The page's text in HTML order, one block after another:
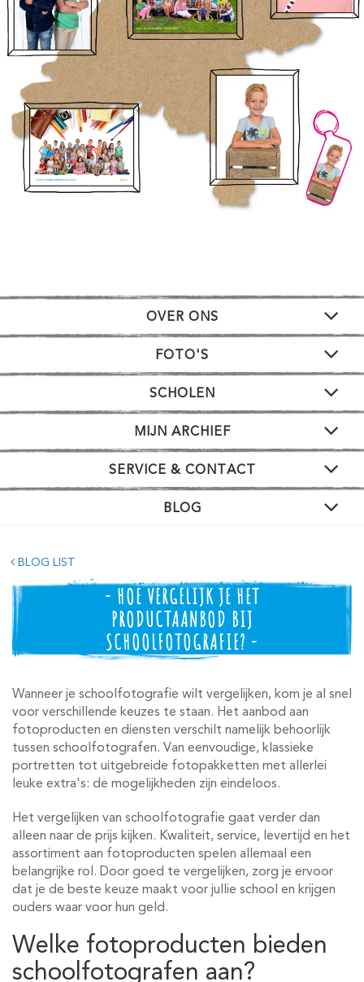
OVER ONS
FOTO'S
SCHOLEN
MIJN ARCHIEF
SERVICE & CONTACT
BLOG
BLOG LIST
- HOE VERGELIJK JE HET
PRODUCTAANBOD BIJ
SCHOOLFOTOGRAFIE? -
Wanneer je schoolfotografie wilt vergelijken, kom je al snel
voor verschillende keuzes te staan. Het aanbod aan
fotoproducten en diensten verschilt namelijk behoorlijk
tussen schoolfotografen. Van eenvoudige, klassieke
portretten tot uitgebreide fotopakketten met allerlei
leuke extra's: de mogelijkheden zijn eindeloos.
Het vergelijken van schoolfotografie gaat verder dan
alleen naar de prijs kijken. Kwaliteit, service, levertijd en het
assortiment aan fotoproducten spelen allemaal een
belangrijke rol. Door goed te vergelijken, zorg je ervoor
dat je de beste keuze maakt voor jullie school en krijgen
ouders waar voor hun geld.
Welke fotoproducten bieden
schoolfotografen aan?